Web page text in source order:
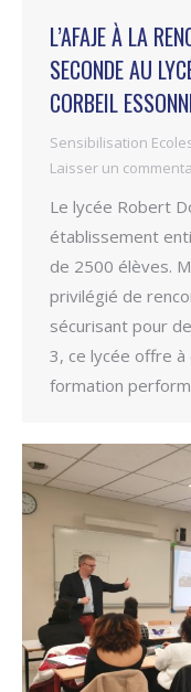
L’AFAJE À LA
SECONDE AU
CORBEIL
Sensibilisation
Laisser un
Le lycée Robert
établissement
de 2500 élèves.
privilégié de
sécurisant pour
3, ce lycée offre à
formation